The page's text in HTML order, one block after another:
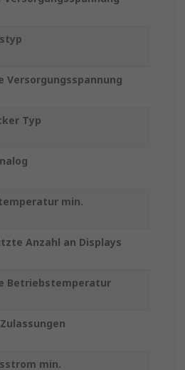
Versorgungsspannung
Typ
min.
Anzahl an Displays
Betriebstemperatur
min.